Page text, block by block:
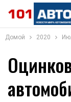
Домой 2020